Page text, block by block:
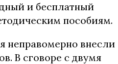
и бесплатный
пособиям.
неправомерно внесли
В сговоре с двумя